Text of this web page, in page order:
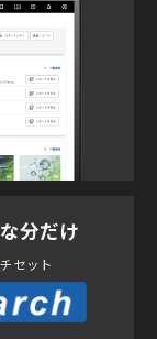
分だけ
セット